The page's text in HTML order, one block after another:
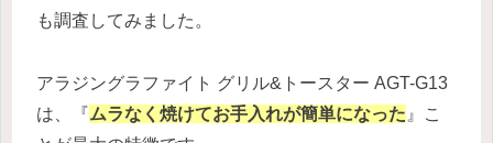
も調査してみました。
アラジングラファイト グリル&トースター AGT-G13
は、『ムラなく焼けてお手入れが簡単になった 』こ